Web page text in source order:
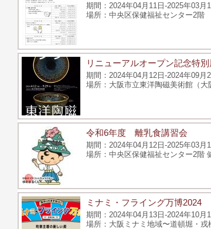
2024年04月11日-2025年03月
中央区保健福祉センター2階
リニューアルオープン記念特
2024年04月12日-2024年09月
大阪市立東洋陶磁美術館（大
令和6年度 離乳食講習会
2024年04月12日-2025年03月
中央区保健福祉センター2階
ミナミ・フライング万博2024
2024年04月13日-2024年10月
⼤阪ミナミ地域〜道頓堀・戎